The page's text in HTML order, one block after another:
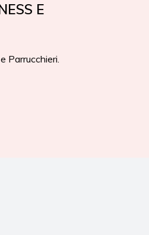
E
Parrucchieri.